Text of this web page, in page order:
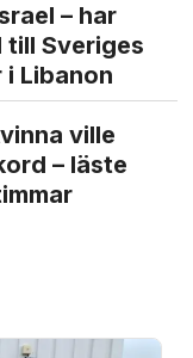
– har
Sveriges
i Libanon
ville
– läste